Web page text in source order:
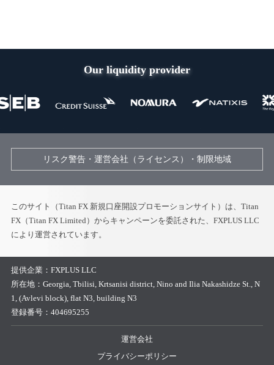
Our liquidity provider
リスク警告・運営会社（ライセンス）・制限地域
このサイト（Titan FX 新規口座開設プロモーションサイト）は、Titan
FX（Titan FX Limited）からキャンペーンを委託された、FXPLUS LLC
により運営されています。
提供企業： FXPLUS LLC
所在地： Georgia, Tbilisi, Krtsanisi district, Nino and Ilia Nakashidze St., N
1, (Avlevi block), flat N3, building N3
登録番号： 404695255
運営会社
プライバシーポリシー